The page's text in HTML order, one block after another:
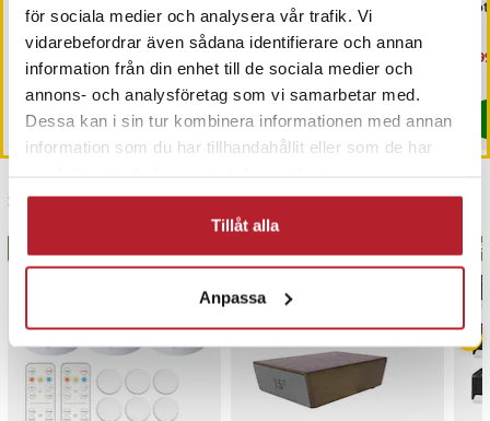
för sociala medier och analysera vår trafik. Vi
vidarebefordrar även sådana identifierare och annan
information från din enhet till de sociala medier och
annons- och analysföretag som vi samarbetar med.
Dessa kan i sin tur kombinera informationen med annan
information som du har tillhandahållit eller som de har
Tillåt alla
Anpassa
höj- och sänkbart
datorbord / arbetsbord /
sidobord
Pris 399 kr
399 kr
I lager, levereras inom 1-2 vardagar
Köp
pack - rustik brun
Pris
419 kr
419 kr
Sista exemplaret
Köp
Senast besökta